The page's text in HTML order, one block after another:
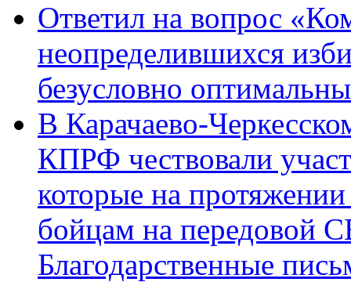
Ответил на вопрос
неопределившихся
безусловно
В Карачаево-
КПРФ чествовали
которые на
бойцам на передовой
Благодарственные